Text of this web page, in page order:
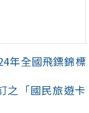
年全國飛鏢錦標
之「國民旅遊卡